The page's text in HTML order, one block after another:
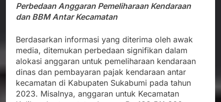
Perbedaan Anggaran Pemeliharaan Kendaraan
dan BBM Antar Kecamatan
Berdasarkan informasi yang diterima oleh awak
media, ditemukan perbedaan signifikan dalam
alokasi anggaran untuk pemeliharaan kendaraan
dinas dan pembayaran pajak kendaraan antar
kecamatan di Kabupaten Sukabumi pada tahun
2023. Misalnya, anggaran untuk Kecamatan